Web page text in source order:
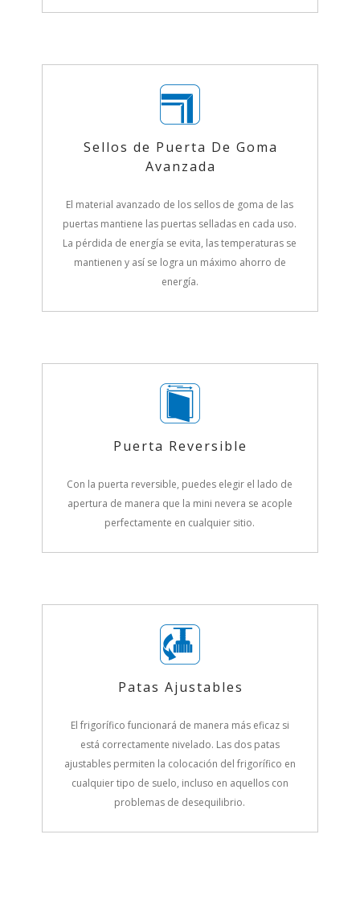
Sellos de Puerta De Goma
Avanzada
El material avanzado de los sellos de goma de las
puertas mantiene las puertas selladas en cada uso.
La pérdida de energía se evita, las temperaturas se
mantienen y así se logra un máximo ahorro de
energía.
Puerta Reversible
Con la puerta reversible, puedes elegir el lado de
apertura de manera que la mini nevera se acople
perfectamente en cualquier sitio.
Patas Ajustables
El frigorífico funcionará de manera más eficaz si
está correctamente nivelado. Las dos patas
ajustables permiten la colocación del frigorífico en
cualquier tipo de suelo, incluso en aquellos con
problemas de desequilibrio.